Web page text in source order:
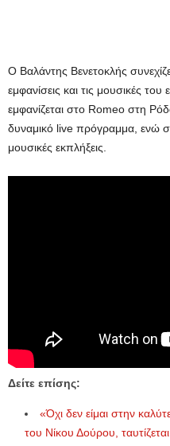
Ο Βαλάντης Βενετοκλής
εμφανίσεις και τις μουσικές
εμφανίζεται στο Romeo στη
δυναμικό live πρόγραμμα, ενώ
μουσικές εκπλήξεις.
Δείτε επίσης:
«Όχι δεν είμαι στην
του Νίκου Δούρου,